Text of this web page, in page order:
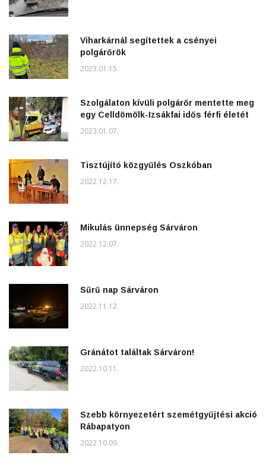
Viharkárnál segítettek a csényei
polgárőrök
2023.01.15.
Szolgálaton kívüli polgárőr mentette meg
egy Celldömölk-Izsákfai idős férfi életét
2023.01.07.
Tisztújító közgyűlés Oszkóban
2022.12.17.
Mikulás ünnepség Sárváron
2022.12.07.
Sűrű nap Sárváron
2022.11.12.
Gránátot találtak Sárváron!
2022.10.11.
Szebb környezetért szemétgyűjtési akció
Rábapatyon
2022.10.09.